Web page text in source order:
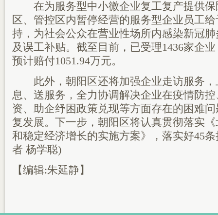
在为服务型中小微企业复工复产提供保
区、管控区内暂停经营的服务型企业员工
持，为社会公众在营业性场所内感染新冠
及误工补贴。截至目前，已受理1436家企
预计赔付1051.94万元。
此外，朝阳区还将加强企业走访服务，
息、送服务，全力协调解决企业在疫情防
资、助企纾困政策兑现等方面存在的困难
复发展。下一步，朝阳区将认真贯彻落实
和稳定经济增长的实施方案》，落实好45
者 杨学聪)
【编辑:朱延静】